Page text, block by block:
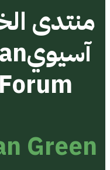
منتدى
آسيوي
Green